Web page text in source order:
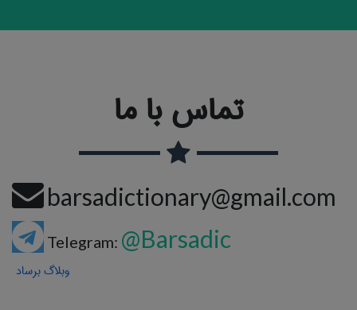
تماس با ما
barsadictionary@gmail.com
Telegram: @Barsadic
وبلاگ برساد